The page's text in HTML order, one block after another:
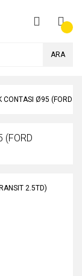
ARA
CONTASI Ø95 (FORD
(FORD